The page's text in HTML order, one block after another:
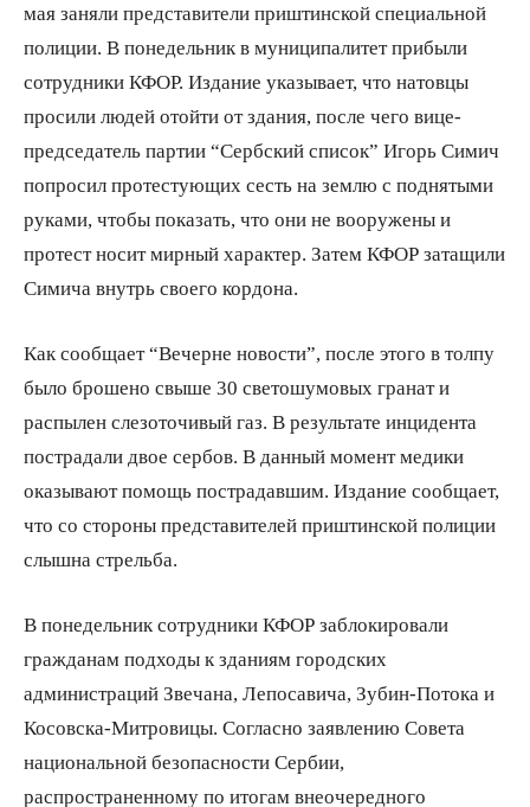
мая заняли представители приштинской специальной
полиции. В понедельник в муниципалитет прибыли
сотрудники КФОР. Издание указывает, что натовцы
просили людей отойти от здания, после чего вице-
председатель партии “Сербский список” Игорь Симич
попросил протестующих сесть на землю с поднятыми
руками, чтобы показать, что они не вооружены и
протест носит мирный характер. Затем КФОР затащили
Симича внутрь своего кордона.
Как сообщает “Вечерне новости”, после этого в толпу
было брошено свыше 30 светошумовых гранат и
распылен слезоточивый газ. В результате инцидента
пострадали двое сербов. В данный момент медики
оказывают помощь пострадавшим. Издание сообщает,
что со стороны представителей приштинской полиции
слышна стрельба.
В понедельник сотрудники КФОР заблокировали
гражданам подходы к зданиям городских
администраций Звечана, Лепосавича, Зубин-Потока и
Косовска-Митровицы. Согласно заявлению Совета
национальной безопасности Сербии,
распространенному по итогам внеочередного